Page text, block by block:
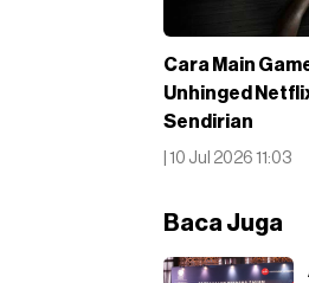
Cara Main
Unhinged
Sendirian
| 10 Jul 2026 11:03
Baca Juga